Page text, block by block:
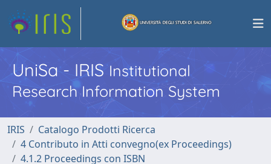
UniSa - IRISInstitutional
Research Information System
IRIS
Catalogo Prodotti Ricerca
4 Contributo in Atti convegno(ex Proceedings)
4.1.2 Proceedings con ISBN